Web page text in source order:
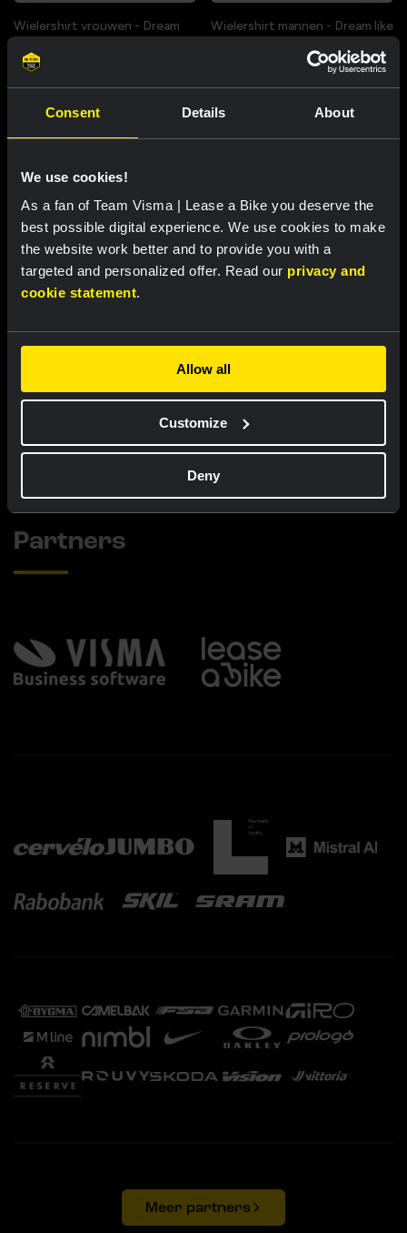
Consent Details About
We use cookies!
As a fan of Team Visma | Lease a Bike you deserve the
best possible digital experience. We use cookies to make
the website work better and to provide you with a
targeted and personalized offer. Read our privacy and
cookie statement.
Allow all
Customize
Deny
Wielershirt vrouwen - Dream
€ 85,00
Nieuw
Wielershirt mannen - Dream like
Nieuw
Wielershirt kids - Dream like a
€ 60,00
Buckethat - Team Visma |
Lease a Bike
€ 25,00
Nieuw
Partners
Meer partners